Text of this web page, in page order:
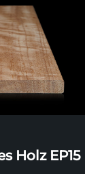
Holz EP15